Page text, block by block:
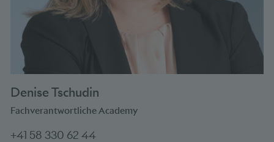
Denise Tschudin
Fachverantwortliche Academy
+41 58 330 62 44